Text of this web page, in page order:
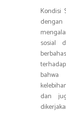
Kondisi
sosial
dan